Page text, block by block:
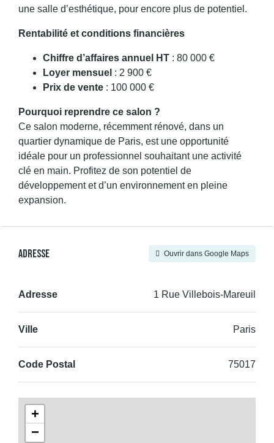
une salle d’esthétique, pour encore plus de potentiel.
Rentabilité et conditions financières
Chiffre d’affaires annuel HT : 80 000 €
Loyer mensuel : 2 900 €
Prix de vente : 100 000 €
Pourquoi reprendre ce salon ?
Ce salon moderne, récemment rénové, dans un
quartier dynamique de Paris, est une opportunité
idéale pour un professionnel souhaitant une activité
clé en main. Profitez de son potentiel de
développement et d’un environnement en pleine
expansion.
Adresse Ouvrir dans Google Maps
Adresse 1 Rue Villebois-Mareuil
Ville Paris
Code Postal 75017
+
−